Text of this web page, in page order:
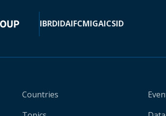
IBRDIDAIFCMIGAICSID
Countries